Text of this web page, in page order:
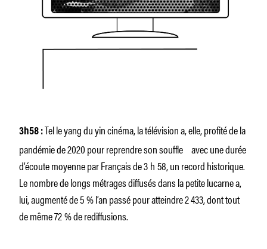
3h58 :Tel le yang du yin cinéma, la télévision a, elle, profité de la
pandémie de 2020 pour reprendre son souffle avec une durée
d’écoute moyenne par Français de 3 h 58, un record historique.
Le nombre de longs métrages diffusés dans la petite lucarne a,
lui, augmenté de 5 % l’an passé pour atteindre 2 433, dont tout
de même 72 % de rediffusions.